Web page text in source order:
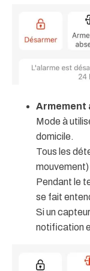
Armement
Mode à
domicile.
Tous les
Pendant le
se fait
Si un
notification